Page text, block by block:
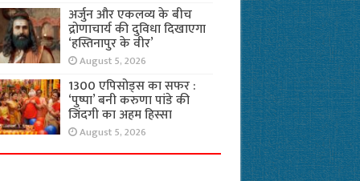
अर्जुन और एकलव्य के बीच
द्रोणाचार्य की दुविधा दिखाएगा
‘हस्तिनापुर के वीर’
August 5, 2026
1300 एपिसोड्स का सफर :
‘पुष्पा’ बनी करुणा पांडे की
जिंदगी का अहम हिस्सा
August 5, 2026